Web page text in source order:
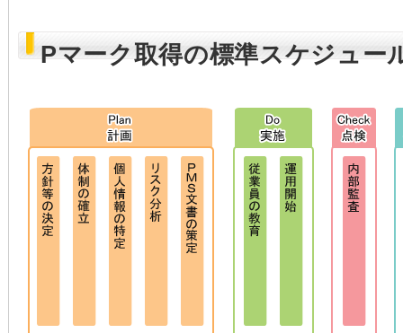
Pマーク取得の標準スケジュー